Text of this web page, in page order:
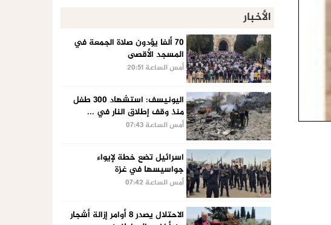
الأخبار
70 ألفا يؤدون صلاة الجمعة في
المسجد الأقصى
أمس الساعة 20:51
اليونيسف: استشهاد 300 طفل
منذ وقف إطلاق النار في ...
أمس الساعة 07:43
اسرائيل تضع خطة لإيواء
جواسيسها في غزة
أمس الساعة 07:42
الاحتلال يصدر 8 أوامر إزالة أشجار